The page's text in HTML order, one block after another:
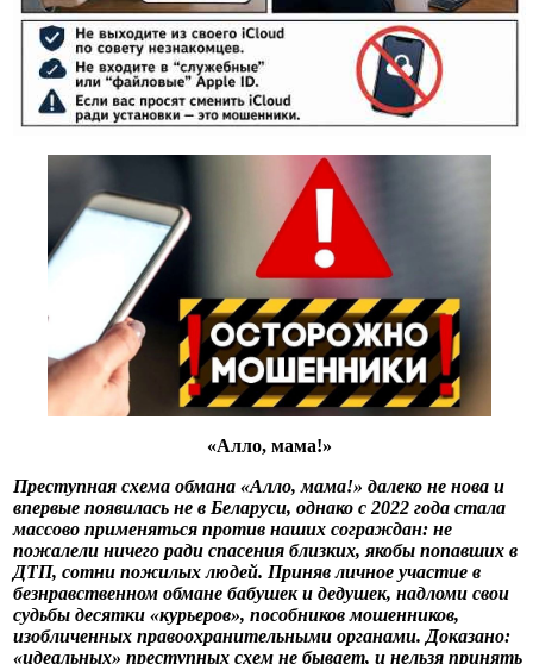
«Алло, мама!»
Преступная схема обмана «Алло, мама!» далеко не нова и
впервые появилась не в Беларуси, однако с 2022 года стала
массово применяться против наших сограждан: не
пожалели ничего ради спасения близких, якобы попавших в
ДТП, сотни пожилых людей. Приняв личное участие в
безнравственном обмане бабушек и дедушек, надломи свои
судьбы десятки «курьеров», пособников мошенников,
изобличенных правоохранительными органами. Доказано:
«идеальных» преступных схем не бывает, и нельзя принять